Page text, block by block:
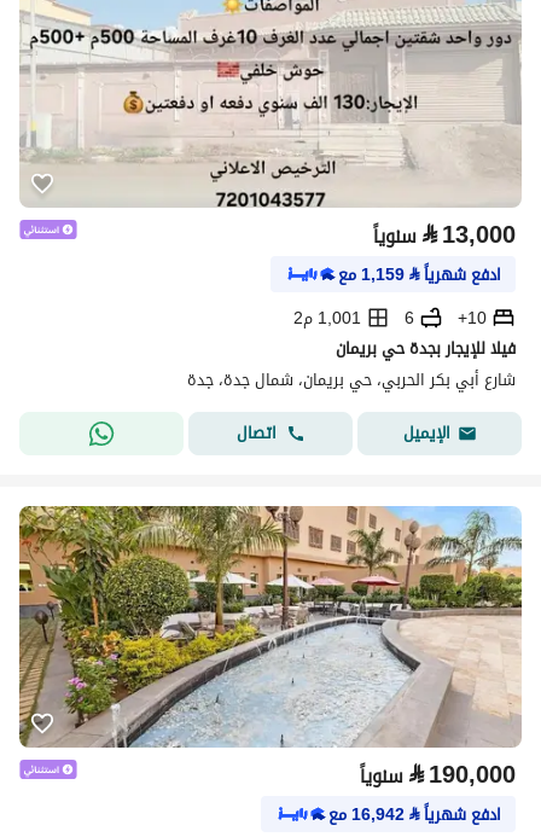
⃁13,000 سنوياً
ادفع شهرياً⃁
1,159مع
10+
6
1,001 م2
فيلا للإيجار بجدة حي بريمان
شارع أبي بكر الحربي، حي بريمان، شمال جدة، جدة
الإيميل
اتصال
⃁190,000 سنوياً
ادفع شهرياً⃁
16,942مع